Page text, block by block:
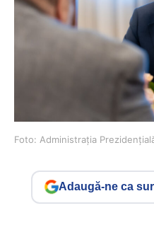
Foto: Administrația
Adaugă-ne ca